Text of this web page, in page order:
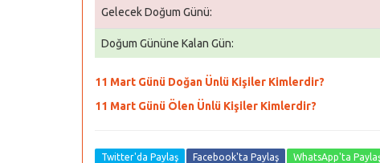
Gelecek Doğum Günü:
Doğum Gününe Kalan Gün:
11 Mart Günü Doğan Ünlü Kişiler Kimlerdir?
11 Mart Günü Ölen Ünlü Kişiler Kimlerdir?
Twitter'da Paylaş Facebook'ta Paylaş WhatsApp'ta